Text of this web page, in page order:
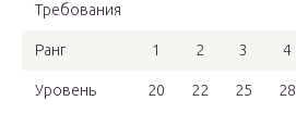
Требования
Ранг 1 2 3 4
Уровень 20 22 25 28